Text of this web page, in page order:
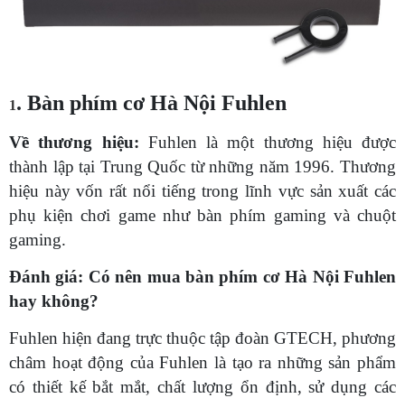
1. Bàn phím cơ Hà Nội Fuhlen
Về thương hiệu: Fuhlen là một thương hiệu được
thành lập tại Trung Quốc từ những năm 1996. Thương
hiệu này vốn rất nổi tiếng trong lĩnh vực sản xuất các
phụ kiện chơi game như bàn phím gaming và chuột
gaming.
Đánh giá: Có nên mua bàn phím cơ Hà Nội Fuhlen
hay không?
Fuhlen hiện đang trực thuộc tập đoàn GTECH, phương
châm hoạt động của Fuhlen là tạo ra những sản phẩm
có thiết kế bắt mắt, chất lượng ổn định, sử dụng các